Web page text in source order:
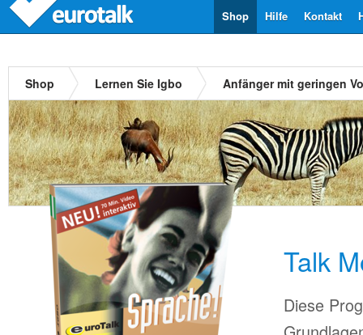
Kontakt
Hilfe
Shop
Shop Lernen Sie Igbo Anfänger mit geringen
Talk
Diese